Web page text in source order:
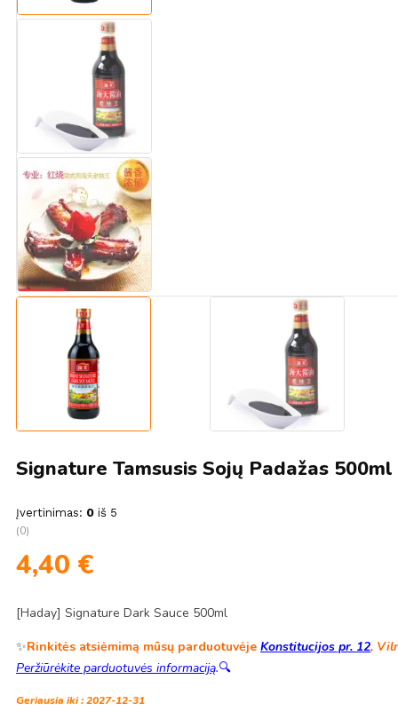
Signature Tamsusis Sojų Padažas
Įvertinimas: 0 iš 5
(0)
4,40 €
[Haday] Signature Dark Sauce 500ml
✨Rinkitės atsiėmimą mūsų parduotuvėje Konstitucijos pr. 12,
Peržiūrėkite parduotuvės informaciją.🔍
Geriausia iki : 2027-12-31